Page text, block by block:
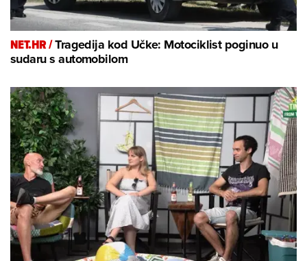
NET.HR /Tragedija kod Učke: Motociklist poginuo u
sudaru s automobilom